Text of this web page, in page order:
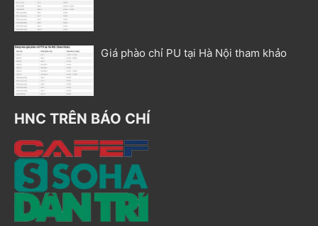
Giá phào chỉ PU tại Hà Nội tham khảo
HNC TRÊN BÁO CHÍ